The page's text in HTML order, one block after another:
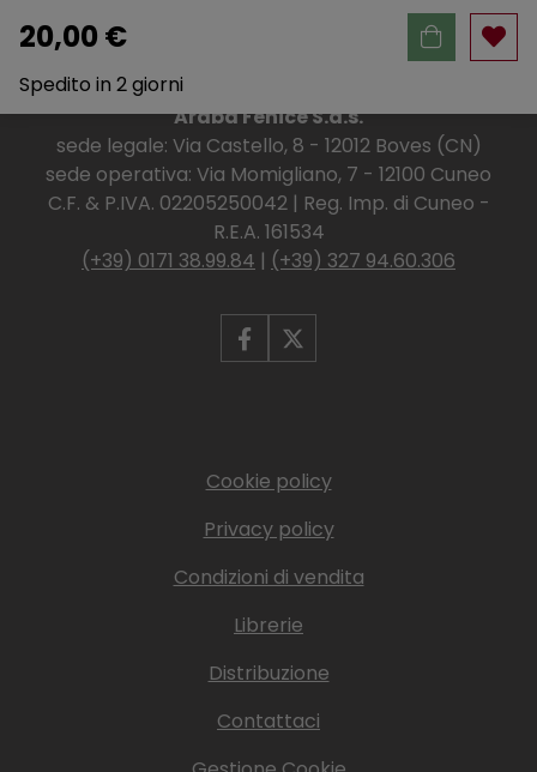
20,00 €
Spedito in 2 giorni
Araba Fenice S.a.s.
sede legale: Via Castello, 8 - 12012 Boves (CN)
sede operativa: Via Momigliano, 7 - 12100 Cuneo
C.F. & P.IVA. 02205250042 | Reg. Imp. di Cuneo -
R.E.A. 161534
(+39) 0171 38.99.84 | (+39) 327 94.60.306
Cookie policy
Privacy policy
Condizioni di vendita
Librerie
Distribuzione
Contattaci